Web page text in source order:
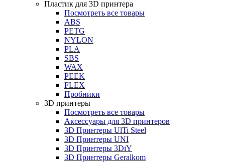
Пластик для 3D принтера
Посмотреть все товары
ABS
PETG
NYLON
PLA
SBS
WAX
PEEK
FLEX
Пробники
3D принтеры
Посмотреть все товары
Аксессуары для 3D принтеров
3D Принтеры UlTi Steel
3D Принтеры UNI
3D Принтеры 3DiY
3D Принтеры Geralkom